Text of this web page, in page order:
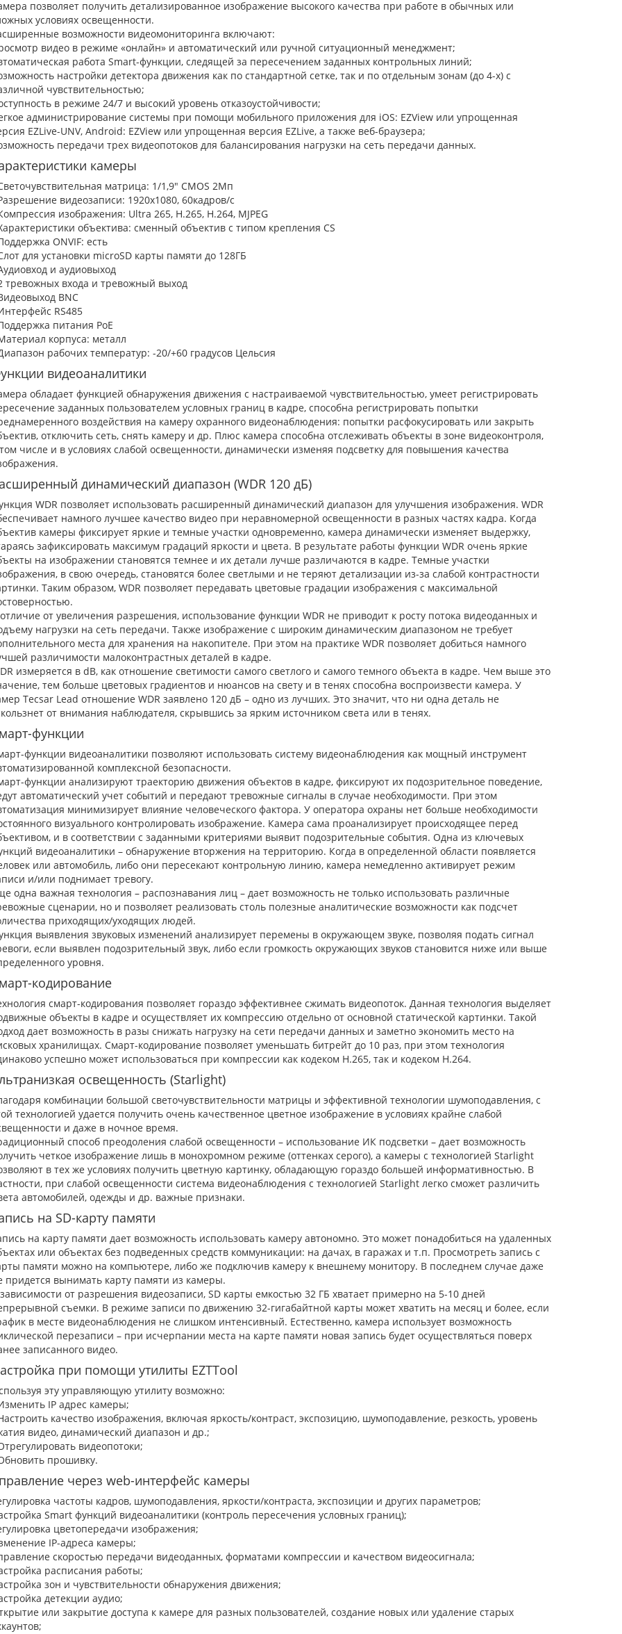
позволяет получить детализированное изображение высокого качества при работе в обычных или
условиях освещенности.
возможности видеомониторинга включают:
видео в режиме «онлайн» и автоматический или ручной ситуационный менеджмент;
работа Smart-функции, следящей за пересечением заданных контрольных линий;
настройки детектора движения как по стандартной сетке, так и по отдельным зонам (до 4-х) с
чувствительностью;
в режиме 24/7 и высокий уровень отказоустойчивости;
администрирование системы при помощи мобильного приложения для iOS: EZView или упрощенная
EZLive-UNV, Android: EZView или упрощенная версия EZLive, а также веб-браузера;
передачи трех видеопотоков для балансирования нагрузки на сеть передачи данных.
камеры
матрица: 1/1,9" CMOS 2Мп
видеозаписи: 1920x1080, 60кадров/с
изображения: Ultra 265, H.265, H.264, MJPEG
объектива: сменный объектив с типом крепления CS
ONVIF: есть
для установки microSD карты памяти до 128ГБ
и аудиовыход
тревожных входа и тревожный выход
BNC
RS485
питания РоЕ
корпуса: металл
рабочих температур: -20/+60 градусов Цельсия
видеоаналитики
обладает функцией обнаружения движения с настраиваемой чувствительностью, умеет регистрировать
заданных пользователем условных границ в кадре, способна регистрировать попытки
воздействия на камеру охранного видеонаблюдения: попытки расфокусировать или закрыть
отключить сеть, снять камеру и др. Плюс камера способна отслеживать объекты в зоне видеоконтроля,
числе и в условиях слабой освещенности, динамически изменяя подсветку для повышения качества
динамический диапазон (WDR 120 дБ)
WDR позволяет использовать расширенный динамический диапазон для улучшения изображения. WDR
намного лучшее качество видео при неравномерной освещенности в разных частях кадра. Когда
камеры фиксирует яркие и темные участки одновременно, камера динамически изменяет выдержку,
зафиксировать максимум градаций яркости и цвета. В результате работы функции WDR очень яркие
на изображении становятся темнее и их детали лучше различаются в кадре. Темные участки
в свою очередь, становятся более светлыми и не теряют детализации из-за слабой контрастности
Таким образом, WDR позволяет передавать цветовые градации изображения с максимальной
от увеличения разрешения, использование функции WDR не приводит к росту потока видеоданных и
нагрузки на сеть передачи. Также изображение с широким динамическим диапазоном не требует
места для хранения на накопителе. При этом на практике WDR позволяет добиться намного
различимости малоконтрастных деталей в кадре.
измеряется в dB, как отношение светимости самого светлого и самого темного объекта в кадре. Чем выше это
тем больше цветовых градиентов и нюансов на свету и в тенях способна воспроизвести камера. У
Tecsar Lead отношение WDR заявлено 120 дБ – одно из лучших. Это значит, что ни одна деталь не
от внимания наблюдателя, скрывшись за ярким источником света или в тенях.
функции
функции видеоаналитики позволяют использовать систему видеонаблюдения как мощный инструмент
комплексной безопасности.
функции анализируют траекторию движения объектов в кадре, фиксируют их подозрительное поведение,
автоматический учет событий и передают тревожные сигналы в случае необходимости. При этом
минимизирует влияние человеческого фактора. У оператора охраны нет больше необходимости
визуального контролировать изображение. Камера сама проанализирует происходящее перед
и в соответствии с заданными критериями выявит подозрительные события. Одна из ключевых
видеоаналитики – обнаружение вторжения на территорию. Когда в определенной области появляется
или автомобиль, либо они пересекают контрольную линию, камера немедленно активирует режим
и/или поднимает тревогу.
одна важная технология – распознавания лиц – дает возможность не только использовать различные
сценарии, но и позволяет реализовать столь полезные аналитические возможности как подсчет
приходящих/уходящих людей.
выявления звуковых изменений анализирует перемены в окружающем звуке, позволяя подать сигнал
если выявлен подозрительный звук, либо если громкость окружающих звуков становится ниже или выше
уровня.
кодирование
смарт-кодирования позволяет гораздо эффективнее сжимать видеопоток. Данная технология выделяет
объекты в кадре и осуществляет их компрессию отдельно от основной статической картинки. Такой
дает возможность в разы снижать нагрузку на сети передачи данных и заметно экономить место на
хранилищах. Смарт-кодирование позволяет уменьшать битрейт до 10 раз, при этом технология
успешно может использоваться при компрессии как кодеком Н.265, так и кодеком Н.264.
освещенность (Starlight)
комбинации большой светочувствительности матрицы и эффективной технологии шумоподавления, с
технологией удается получить очень качественное цветное изображение в условиях крайне слабой
и даже в ночное время.
способ преодоления слабой освещенности – использование ИК подсветки – дает возможность
четкое изображение лишь в монохромном режиме (оттенках серого), а камеры с технологией Starlight
в тех же условиях получить цветную картинку, обладающую гораздо большей информативностью. В
при слабой освещенности система видеонаблюдения с технологией Starlight легко сможет различить
автомобилей, одежды и др. важные признаки.
на SD-карту памяти
на карту памяти дает возможность использовать камеру автономно. Это может понадобиться на удаленных
или объектах без подведенных средств коммуникации: на дачах, в гаражах и т.п. Просмотреть запись с
памяти можно на компьютере, либо же подключив камеру к внешнему монитору. В последнем случае даже
придется вынимать карту памяти из камеры.
от разрешения видеозаписи, SD карты емкостью 32 ГБ хватает примерно на 5-10 дней
съемки. В режиме записи по движению 32-гигабайтной карты может хватить на месяц и более, если
в месте видеонаблюдения не слишком интенсивный. Естественно, камера использует возможность
перезаписи – при исчерпании места на карте памяти новая запись будет осуществляться поверх
записанного видео.
при помощи утилиты EZTTool
эту управляющую утилиту возможно:
IP адрес камеры;
качество изображения, включая яркость/контраст, экспозицию, шумоподавление, резкость, уровень
видео, динамический диапазон и др.;
видеопотоки;
прошивку.
через web-интерфейс камеры
частоты кадров, шумоподавления, яркости/контраста, экспозиции и других параметров;
Smart функций видеоаналитики (контроль пересечения условных границ);
цветопередачи изображения;
IP-адреса камеры;
скоростью передачи видеоданных, форматами компрессии и качеством видеосигнала;
расписания работы;
зон и чувствительности обнаружения движения;
детекции аудио;
или закрытие доступа к камере для разных пользователей, создание новых или удаление старых